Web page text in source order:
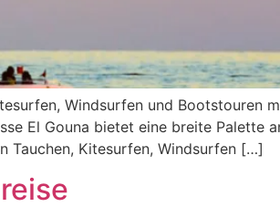
Windsurfen und Bootstouren
El Gouna bietet eine breite Palette
Tauchen, Kitesurfen, Windsurfen […]